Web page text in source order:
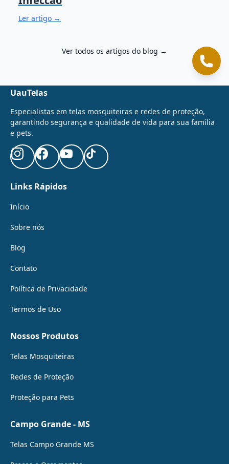
Ler artigo →
Ver todos os artigos do blog →
UauTelas
Especialistas em telas mosquiteiras e redes de proteção,
garantindo segurança e qualidade de vida para sua família
e pets.
Links Rápidos
Início
Sobre nós
Blog
Contato
Política de Privacidade
Termos de Uso
Nossos Produtos
Telas Mosquiteiras
Redes de Proteção
Proteção para Pets
Campo Grande - MS
Telas Campo Grande MS